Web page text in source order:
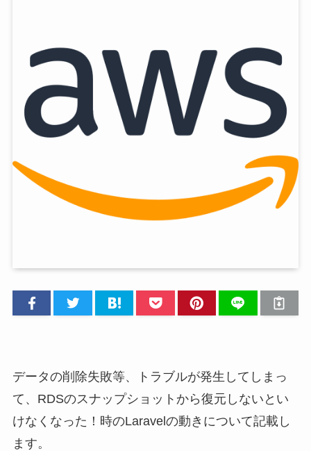
データの削除失敗等、トラブルが発生してしまっ
て、RDSのスナップショットから復元しないとい
けなくなった！時のLaravelの動きについて記載し
ます。